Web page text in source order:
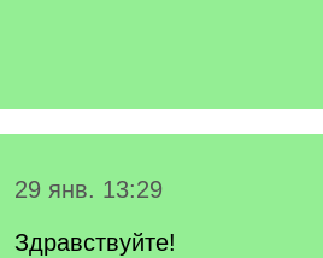
29 янв. 13:29
Здравствуйте!